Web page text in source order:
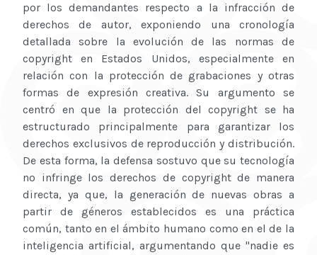
por los demandantes respecto a la infracción de
derechos de autor, exponiendo una cronología
detallada sobre la evolución de las normas de
copyright en Estados Unidos, especialmente en
relación con la protección de grabaciones y otras
formas de expresión creativa. Su argumento se
centró en que la protección del copyright se ha
estructurado principalmente para garantizar los
derechos exclusivos de reproducción y distribución.
De esta forma, la defensa sostuvo que su tecnología
no infringe los derechos de copyright de manera
directa, ya que, la generación de nuevas obras a
partir de géneros establecidos es una práctica
común, tanto en el ámbito humano como en el de la
inteligencia artificial, argumentando que "nadie es